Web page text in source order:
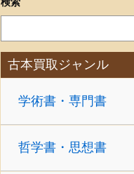
検索
古本買取ジャンル
学術書・専門書
哲学書・思想書